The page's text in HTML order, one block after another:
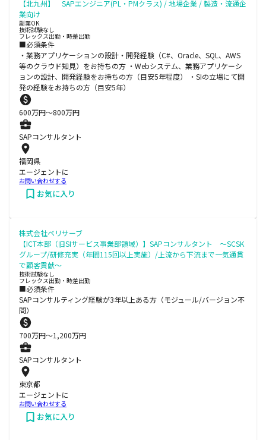
【北九州】 SAPエンジニア(PL・PMクラス) / 地場企業 / 製造・流通企
業向け
副業OK
技術試験なし
フレックス出勤・時差出勤
■必須条件
・業務アプリケーションの設計・開発経験（C#、Oracle、SQL、AWS
等のクラウド知見）をお持ちの方 ・Webシステム、業務アプリケーシ
ョンの設計、開発経験をお持ちの方（目安5年程度） ・SIの立場にて開
発の経験をお持ちの方（目安5年）
600万円〜800万円
SAPコンサルタント
福岡県
エージェントに
お問い合わせする
お気に入り
株式会社ベリサーブ
【ICT本部（旧SIサービス事業部領域）】SAPコンサルタント ～SCSK
グループ/研修充実（年間115回以上実施）/上流から下流まで一気通貫
で顧客貢献～
技術試験なし
フレックス出勤・時差出勤
■必須条件
SAPコンサルティング経験が3年以上ある方（モジュール/バージョン不
問）
700万円〜1,200万円
SAPコンサルタント
東京都
エージェントに
お問い合わせする
お気に入り